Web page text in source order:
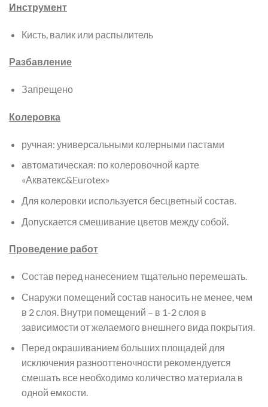
Инструмент
Кисть, валик или распылитель
Разбавление
Запрещено
Колеровка
ручная: универсальными колерными пастами
автоматическая: по колеровочной карте
«Акватекс&Eurotex»
Для колеровки используется бесцветный состав.
Допускается смешивание цветов между собой.
Проведение работ
Состав перед нанесением тщательно перемешать.
Снаружи помещений состав наносить не менее, чем
в 2 слоя. Внутри помещений – в 1-2 слоя в
зависимости от желаемого внешнего вида покрытия.
Перед окрашиванием больших площадей для
исключения разнооттеночности рекомендуется
смешать все необходимо количество материала в
одной емкости.